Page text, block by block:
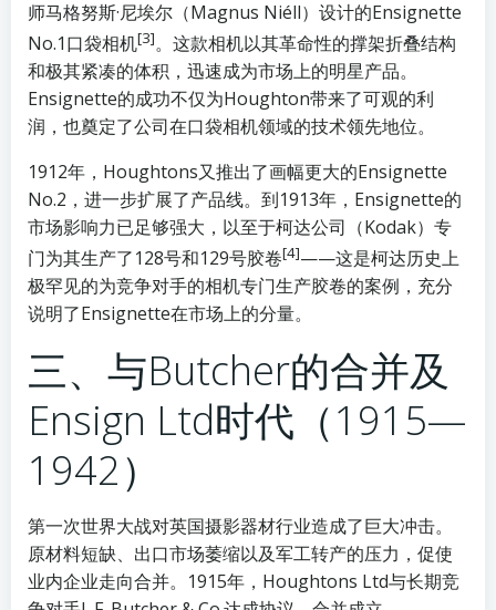
师马格努斯·尼埃尔（Magnus Niéll）设计的Ensignette
No.1口袋相机[3]。这款相机以其革命性的撑架折叠结构
和极其紧凑的体积，迅速成为市场上的明星产品。
Ensignette的成功不仅为Houghton带来了可观的利
润，也奠定了公司在口袋相机领域的技术领先地位。
1912年，Houghtons又推出了画幅更大的Ensignette
No.2，进一步扩展了产品线。到1913年，Ensignette的
市场影响力已足够强大，以至于柯达公司（Kodak）专
门为其生产了128号和129号胶卷[4]——这是柯达历史上
极罕见的为竞争对手的相机专门生产胶卷的案例，充分
说明了Ensignette在市场上的分量。
三、与Butcher的合并及
Ensign Ltd时代（1915—
1942）
第一次世界大战对英国摄影器材行业造成了巨大冲击。
原材料短缺、出口市场萎缩以及军工转产的压力，促使
业内企业走向合并。1915年，Houghtons Ltd与长期竞